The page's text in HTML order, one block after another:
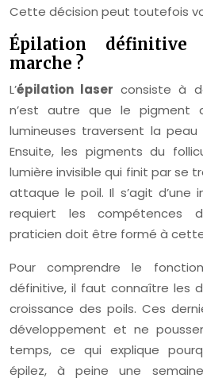
Cette décision peut toutefois
Épilation
marche ?
L’épilation laser consiste à
n’est autre que le pigment
lumineuses traversent la peau
Ensuite, les pigments du
lumière invisible qui finit par se
attaque le poil. Il s’agit d’une
requiert les compétences
praticien doit être formé à
Pour comprendre le
définitive, il faut connaître les
croissance des poils. Ces
développement et ne
temps, ce qui explique
épilez, à peine une